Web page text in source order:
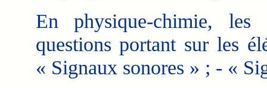
En physique-chimie,
questions portant sur les
« Signaux sonores » ; - «